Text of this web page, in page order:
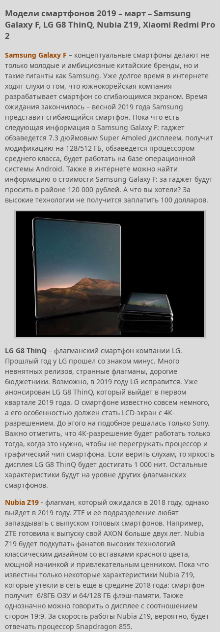
Модели смартфонов 2019 – март – Samsung
Galaxy F, LG G8 ThinQ, Nubia Z19, Xiaomi Redmi Pro
2
Samsung Galaxy F – концептуальные смартфоны делают не
только молодые и амбициозные китайские бренды, но и
такие гиганты как Samsung. Уже долгое время в интернете
ходят слухи о том, что южнокорейская компания
разрабатывает смартфон со сгибающимся экраном. Время
ожидания закончилось – весной 2019 года Samsung
представит сгибающийся смартфон. Пока что есть
следующая информация о Samsung Galaxy F: гаджет
обзаведется 7.3 дюймовым Super Amoled дисплеем, получит
модификацию на 128/512 ГБ, обзаведется процессором
среднего класса, будет работать на базе операционной
системы Android. Также в интернете можно найти
информацию о стоимости Samsung Galaxy F: за гаджет будут
просить в районе 120 000 рублей. А что вы хотели? За
высокие технологии не получится заплатить 100 долларов.
LG G8 ThinQ – флагманский смартфон компании LG.
Прошлый год у LG прошел со знаком минус. Много
невнятных релизов, странные флагманы, дорогие
бюджетники. Возможно, в 2019 году LG исправится. Уже
анонсирован LG G8 ThinQ, который выйдет в первом
квартале 2019 года. О смартфоне известно совсем немного,
а его особенностью должен стать LCD-экран с 4К-
разрешением. До этого на подобное решалась только Sony.
Важно отметить, что 4К-разрешение будет работать только
тогда, когда это нужно, чтобы не перегружать процессор и
графический чип смартфона. Если верить слухам, то яркость
дисплея LG G8 ThinQ будет достигать 1 000 нит. Остальные
характеристики будут на уровне других флагманских
смартфонов.
Nubia Z19 - флагман, который ожидался в 2018 году, однако
выйдет в 2019 году. ZTE и её подразделение любят
запаздывать с выпуском топовых смартфонов. Например,
ZTE готовила к выпуску свой AXON больше двух лет. Nubia
Z19 будет подкупать фанатов высоких технологий
классическим дизайном со вставками красного цвета,
мощной начинкой и привлекательным ценником. Пока что
известны только некоторые характеристики Nubia Z19,
которые утекли в сеть еще в средине 2018 года: смартфон
получит 6/8ГБ ОЗУ и 64/128 ГБ флэш-памяти. Также
однозначно можно говорить о дисплее с соотношением
сторон 19:9. За скорость работы Nubia Z19, вероятно, будет
отвечать процессор Snapdragon 855.